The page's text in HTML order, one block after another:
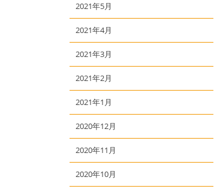
2021年5月
2021年4月
2021年3月
2021年2月
2021年1月
2020年12月
2020年11月
2020年10月